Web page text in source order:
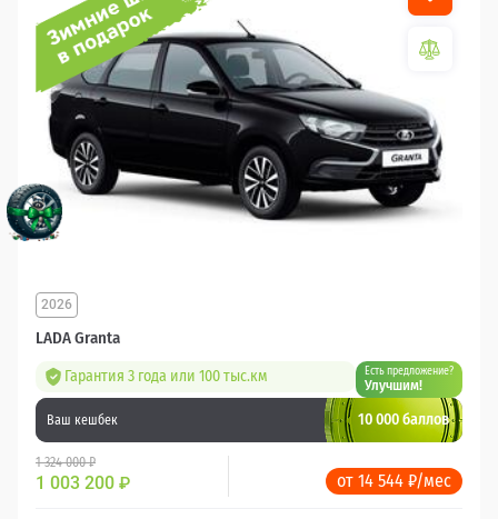
LADA Granta
2026
Гарантия 3 года или 100 тыс.км Есть предложение?
Улучшим!
Ваш кешбек 10 000 баллов
1 324 000 ₽
1 003 200 ₽ от 14 544 ₽/мес